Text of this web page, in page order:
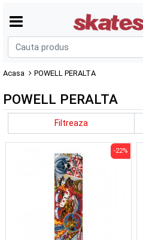
Acasa POWELL PERALTA
POWELL PERALTA
Filtreaza
-22%